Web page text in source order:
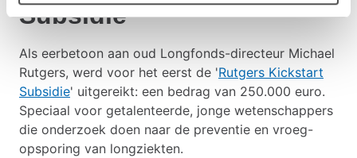
Subsidie
Als eerbetoon aan oud Longfonds-directeur Michael
Rutgers, werd voor het eerst de 'Rutgers Kickstart
Subsidie' uitgereikt: een bedrag van 250.000 euro.
Speciaal voor getalenteerde, jonge wetenschappers
die onderzoek doen naar de preventie en vroeg-
opsporing van longziekten.